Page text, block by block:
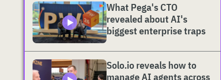
What Pega's CTO
revealed about AI's
biggest enterprise traps
Solo.io reveals how to
manage AI agents across